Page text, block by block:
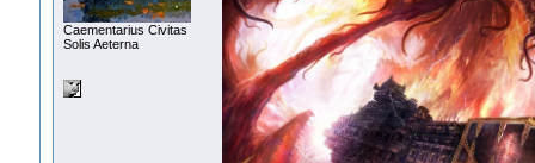
Сaementarius Civitas
Solis Aeterna